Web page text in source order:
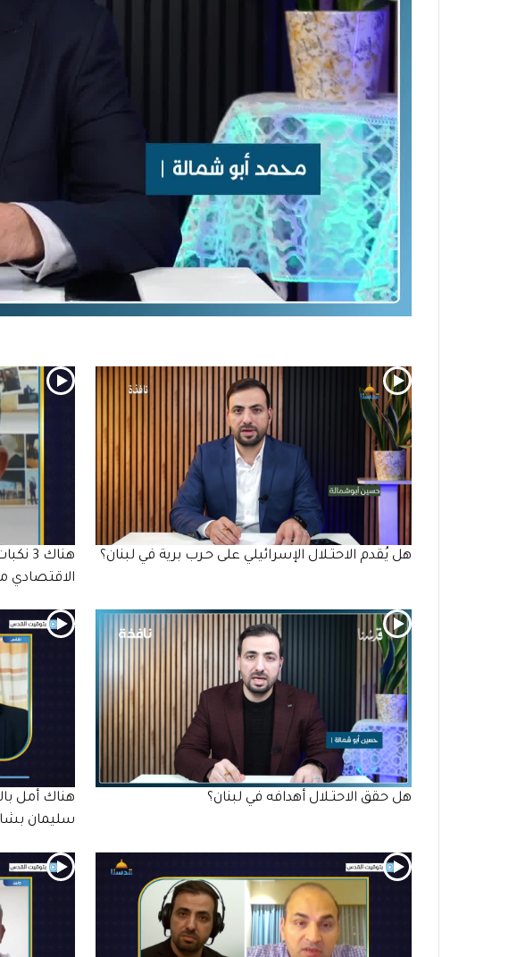
هل يُقدم الاحتـلال الإسرائيلي على حـرب برية في لبنان؟
هناك
الاقتصادي
هل حقق الاحتـلال أهدافه في لبنان؟
هناك أمل
سليمان